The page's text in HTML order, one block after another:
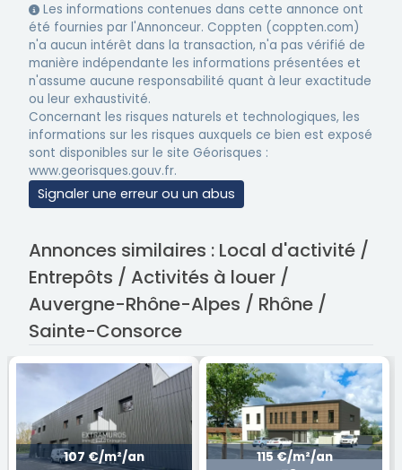
Les informations contenues dans cette annonce ont
été fournies par l'Annonceur. Coppten (coppten.com)
n'a aucun intérêt dans la transaction, n'a pas vérifié de
manière indépendante les informations présentées et
n'assume aucune responsabilité quant à leur exactitude
ou leur exhaustivité.
Concernant les risques naturels et technologiques, les
informations sur les risques auxquels ce bien est exposé
sont disponibles sur le site Géorisques :
www.georisques.gouv.fr.
Signaler une erreur ou un abus
Annonces similaires : Local d'activité /
Entrepôts / Activités à louer /
Auvergne-Rhône-Alpes / Rhône /
Sainte-Consorce
107 €/m²/an
115 €/m²/an